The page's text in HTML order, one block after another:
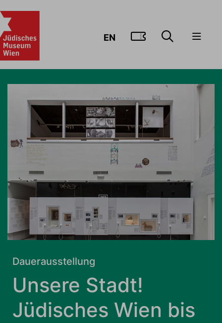
EN ZUM
Dauerausstellung
Unsere Stadt!
Jüdisches Wien bis